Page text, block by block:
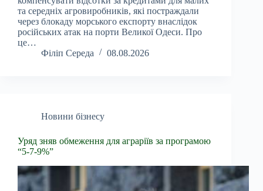
та середніх агровиробників, які постраждали
через блокаду морського експорту внаслідок
російських атак на порти Великої Одеси. Про
це…
Філіп Середа
08.08.2026
Новини бізнесу
Уряд зняв обмеження для аграріїв за програмою
“5-7-9%”